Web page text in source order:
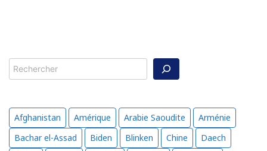
Rechercher
Afghanistan Amérique Arabie Saoudite
Arménie
Bachar el-Assad
Biden Blinken Chine
Daech